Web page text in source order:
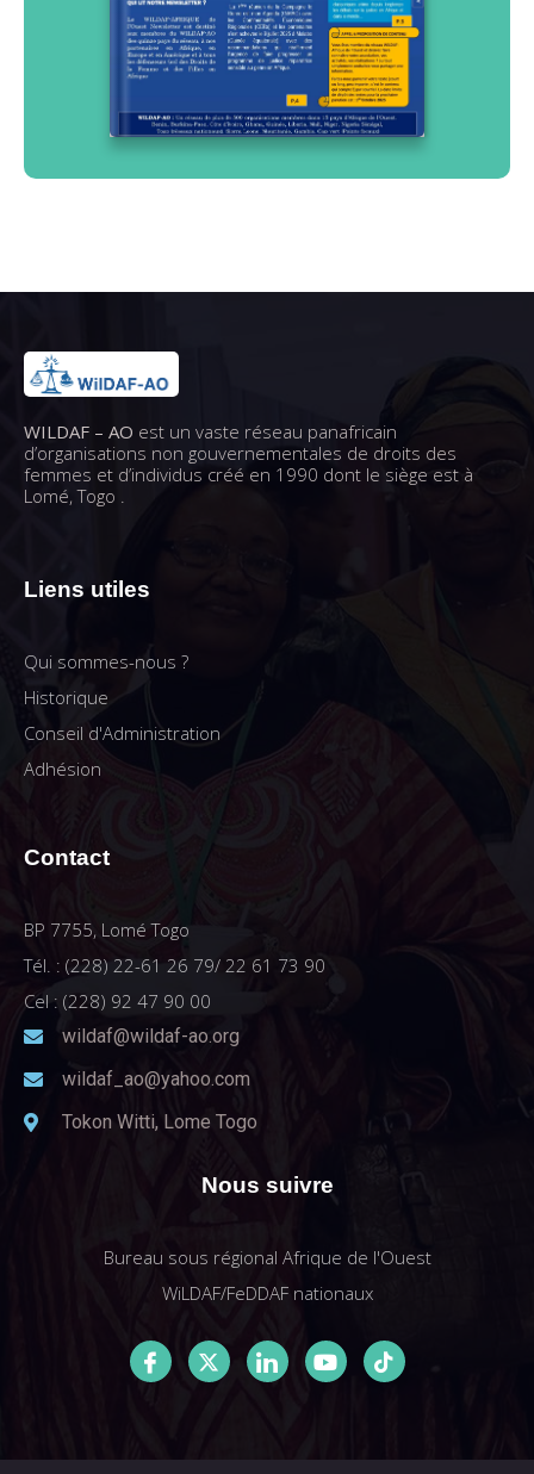
WILDAF – AO est un vaste réseau panafricain
d’organisations non gouvernementales de droits des
femmes et d’individus créé en 1990 dont le siège est à
Lomé, Togo .
Liens utiles
Qui sommes-nous ?
Historique
Conseil d'Administration
Adhésion
Contact
BP 7755, Lomé Togo
Tél. : (228) 22-61 26 79/ 22 61 73 90
Cel : (228) 92 47 90 00
wildaf@wildaf-ao.org
wildaf_ao@yahoo.com
Tokon Witti, Lome Togo
Nous suivre
Bureau sous régional Afrique de l'Ouest
WiLDAF/FeDDAF nationaux